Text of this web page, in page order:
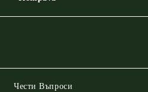
Чести Въпроси